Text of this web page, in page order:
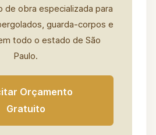
de obra especializada para
guarda-corpos e
todo o estado de São
Paulo.
Orçamento
Gratuito